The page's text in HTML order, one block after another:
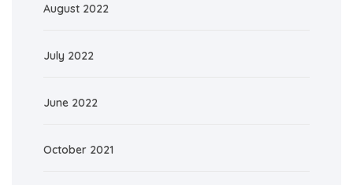
August 2022
July 2022
June 2022
October 2021